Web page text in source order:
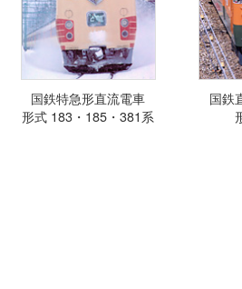
国鉄特急形直流電車
形式 183・185・381系
国鉄